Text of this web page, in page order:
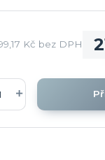
Kč bez DPH